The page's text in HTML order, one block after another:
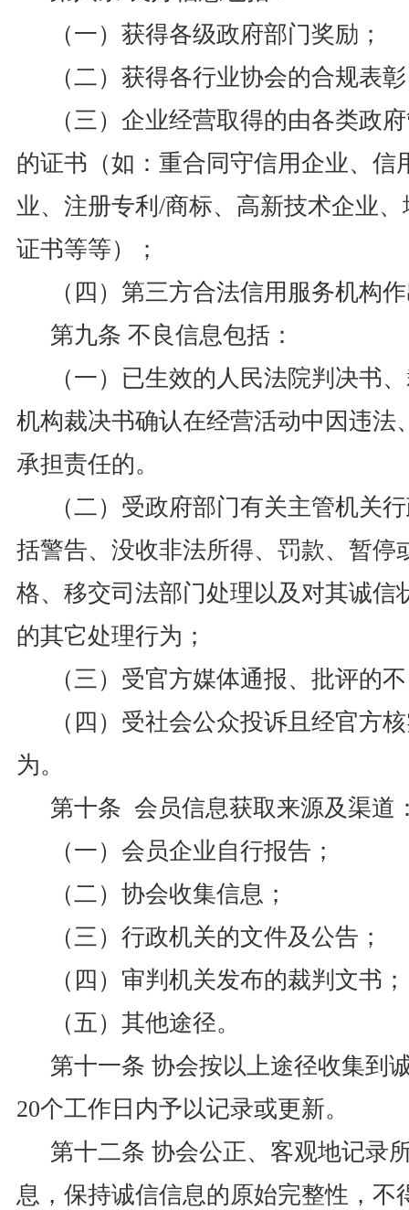
（一）获得各级政府部门奖励；
（二）获得各行业协会的合规表
（三）企业经营取得的由各类政
的证书（如：重合同守信用企业、信
业、注册专利/商标、高新技术企业
证书等等）；
（四）第三方合法信用服务机构
第九条 不良信息包括：
（一）已生效的人民法院判决书
机构裁决书确认在经营活动中因违法
承担责任的。
（二）受政府部门有关主管机关
括警告、没收非法所得、罚款、暂停
格、移交司法部门处理以及对其诚信
的其它处理行为；
（三）受官方媒体通报、批评的
（四）受社会公众投诉且经官方
为。
第十条 会员信息获取来源及渠道
（一）会员企业自行报告；
（二）协会收集信息；
（三）行政机关的文件及公告；
（四）审判机关发布的裁判文书；
（五）其他途径。
第十一条 协会按以上途径收集到
20个工作日内予以记录或更新。
第十二条 协会公正、客观地记录
息，保持诚信信息的原始完整性，不